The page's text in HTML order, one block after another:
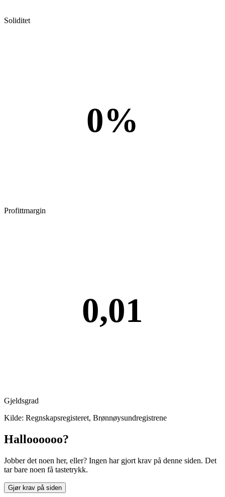
Soliditet
0%
Profittmargin
0,01
Gjeldsgrad
Kilde: Regnskapsregisteret, Brønnøysundregistrene
Halloooooo?
Jobber det noen her, eller? Ingen har gjort krav på denne siden. Det
tar bare noen få tastetrykk.
Gjør krav på siden